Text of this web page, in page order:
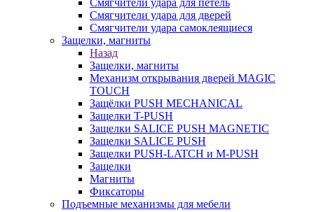
Смягчители удара для петель
Смягчители удара для дверей
Cмягчители удара самоклеящиеся
Защелки, магниты
Назад
Защелки, магниты
Механизм открывания дверей MAGIC
TOUCH
Защёлки PUSH MECHANICAL
Защелки T-PUSH
Защелки SALICE PUSH MAGNETIC
Защелки SALICE PUSH
Защелки PUSH-LATCH и M-PUSH
Защелки
Магниты
Фиксаторы
Подъемные механизмы для мебели